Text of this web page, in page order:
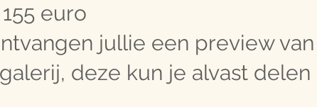
euro
jullie een preview van
deze kun je alvast delen